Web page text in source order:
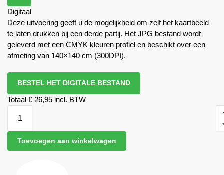
Digitaal
Deze uitvoering geeft u de mogelijkheid om zelf het kaartbeeld
te laten drukken bij een derde partij. Het JPG bestand wordt
geleverd met een CMYK kleuren profiel en beschikt over een
afmeting van 140×140 cm (300DPI).
BESTEL HET DIGITALE BESTAND
Totaal € 26,95 incl. BTW
Toevoegen aan winkelwagen